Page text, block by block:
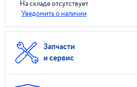
На складе отсутствует
Уведомить о наличии
Запчасти
и сервис